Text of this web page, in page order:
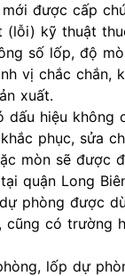
được cấp
(lỗi) kỹ thuật
số lốp, độ
vị chắc chắn,
xuất.
hiệu không
phục, sửa
mòn sẽ được
quận Long
phòng được
có trường
lốp dự